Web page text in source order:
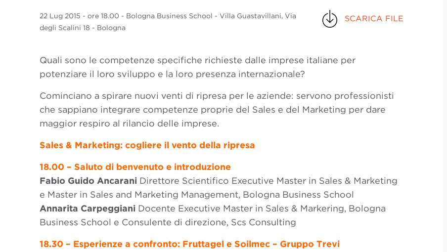
22 Lug 2015 - ore 18.00 - Bologna Business School - Villa Guastavillani, Via
degli Scalini 18 - Bologna
SCARICA FILE
Quali sono le competenze specifiche richieste dalle imprese italiane per
potenziare il loro sviluppo e la loro presenza internazionale?
Cominciano a spirare nuovi venti di ripresa per le aziende: servono professionisti
che sappiano integrare competenze proprie del Sales e del Marketing per dare
maggior respiro al rilancio delle imprese.
Sales & Marketing: cogliere il vento della ripresa
18.00 – Saluto di benvenuto e introduzione
Fabio Guido Ancarani Direttore Scientifico Executive Master in Sales & Marketing
e Master in Sales and Marketing Management, Bologna Business School
Annarita Carpeggiani Docente Executive Master in Sales & Markering, Bologna
Business School e Consulente di direzione, Scs Consulting
18.30 – Esperienze a confronto: Fruttagel e Soilmec – Gruppo Trevi